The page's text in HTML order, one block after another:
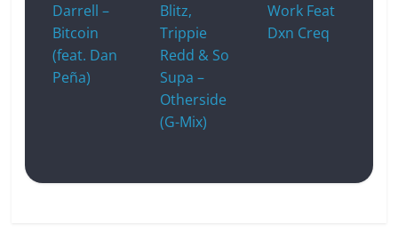
Darrell –
Bitcoin
(feat. Dan
Peña)
Blitz,
Trippie
Redd & So
Supa –
Otherside
(G-Mix)
Work Feat
Dxn Creq